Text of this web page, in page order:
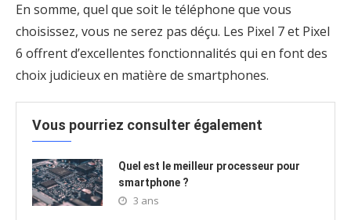
En somme, quel que soit le téléphone que vous
choisissez, vous ne serez pas déçu. Les Pixel 7 et Pixel
6 offrent d’excellentes fonctionnalités qui en font des
choix judicieux en matière de smartphones.
Vous pourriez consulter également
Quel est le meilleur processeur pour
smartphone ?
3 ans